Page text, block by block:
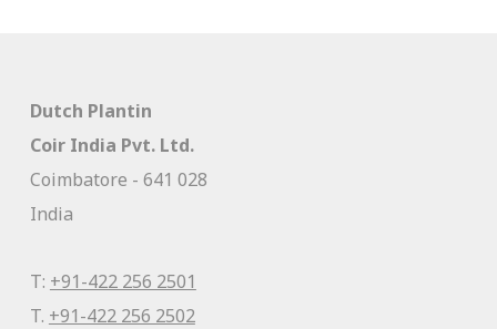
Dutch Plantin
Coir India Pvt. Ltd.
Coimbatore - 641 028
India
T: +91-422 256 2501
T. +91-422 256 2502